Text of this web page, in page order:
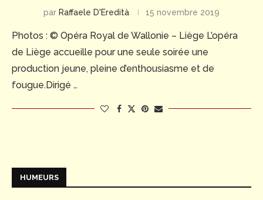
par Raffaele D'Eredità 15 novembre 2019
Photos : © Opéra Royal de Wallonie – Liège L’opéra
de Liège accueille pour une seule soirée une
production jeune, pleine d’enthousiasme et de
fougue.Dirigé …
HUMEURS